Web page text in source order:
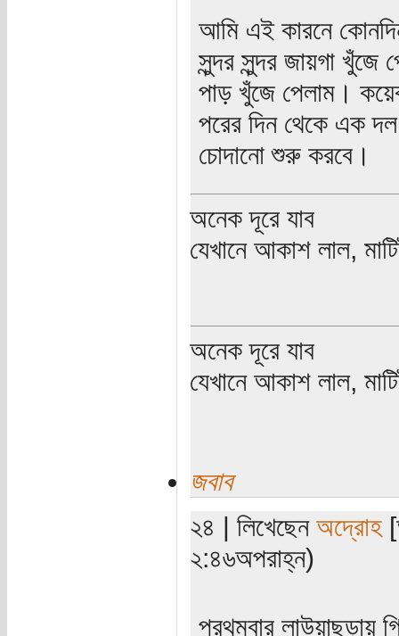
আমি এই কারনে
সুন্দর সুন্দর জায়গা খুঁজে
পাড় খুঁজে পেলাম।
পরের দিন থেকে এক
চোদানো শুরু করবে।
অনেক দূরে যাব
যেখানে আকাশ লাল,
অনেক দূরে যাব
যেখানে আকাশ লাল,
জবাব
২৪ | লিখেছেনঅদ্রোহ
২:৪৬অপরাহ্ন)
প্রথমবার লাউয়াছড়ায়